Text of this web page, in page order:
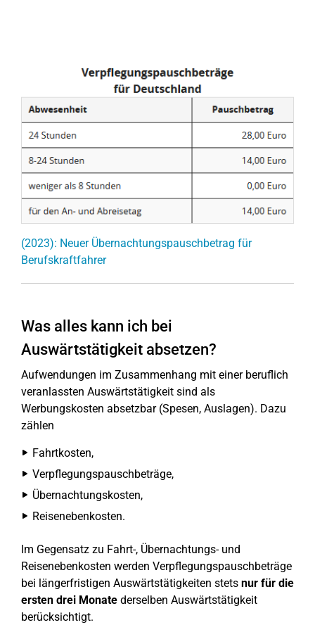
(2023): Neuer Übernachtungspauschbetrag für
Berufskraftfahrer
Was alles kann ich bei
Auswärtstätigkeit absetzen?
Aufwendungen im Zusammenhang mit einer beruflich
veranlassten Auswärtstätigkeit sind als
Werbungskosten absetzbar (Spesen, Auslagen). Dazu
zählen
Fahrtkosten,
Verpflegungspauschbeträge,
Übernachtungskosten,
Reisenebenkosten.
Im Gegensatz zu Fahrt-, Übernachtungs- und
Reisenebenkosten werden Verpflegungspauschbeträge
bei längerfristigen Auswärtstätigkeiten stets nur für die
ersten drei Monate derselben Auswärtstätigkeit
berücksichtigt.